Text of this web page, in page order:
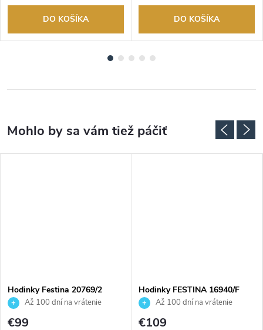
DO KOŠÍKA DO KOŠÍKA
Hodinky Festina 20769/2
Až 100 dní na vrátenie
tovaru. Autorizovaný predajca.
€99
Hodinky FESTINA 16940/F
Až 100 dní na vrátenie
tovaru. Autorizovaný predajca.
€109